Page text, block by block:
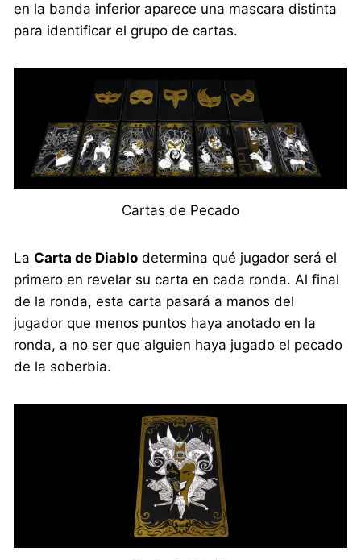
en la banda inferior aparece una mascara distinta
para identificar el grupo de cartas.
Cartas de Pecado
LaCarta de Diablo determina qué jugador será el
primero en revelar su carta en cada ronda. Al final
de la ronda, esta carta pasará a manos del
jugador que menos puntos haya anotado en la
ronda, a no ser que alguien haya jugado el pecado
de la soberbia.